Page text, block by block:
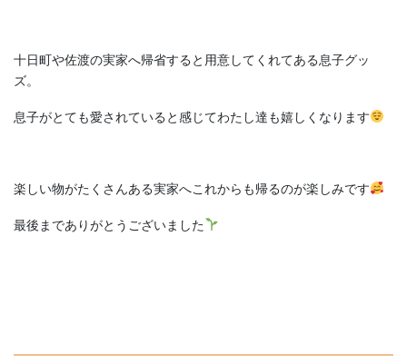
十日町や佐渡の実家へ帰省すると用意してくれてある息子グッ
ズ。
息子がとても愛されていると感じてわたし達も嬉しくなります
楽しい物がたくさんある実家へこれからも帰るのが楽しみです
最後までありがとうございました